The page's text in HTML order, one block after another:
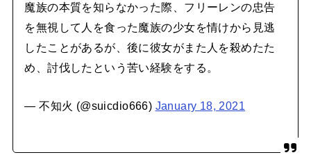
魔族の本質を知らなかった際、フリーレンの忠告
を無視して人を食った魔族の少女を情けから見逃
したことがあるが、後に彼女がまた人を殺めたた
め、討伐したという苦い経験をする。
— 不知火 (@suicdio666) January 18, 2021